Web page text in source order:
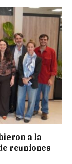
a la
reuniones